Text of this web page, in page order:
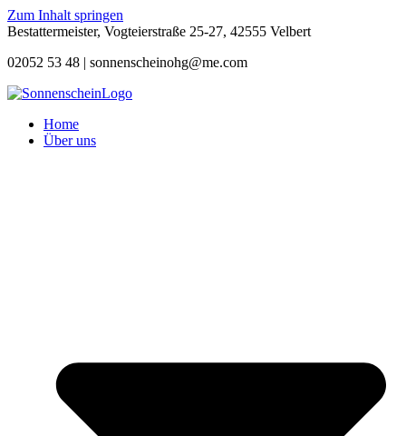
Zum Inhalt springen
Bestattermeister, Vogteierstraße 25-27, 42555 Velbert
02052 53 48 | sonnenscheinohg@me.com
Home
Über uns